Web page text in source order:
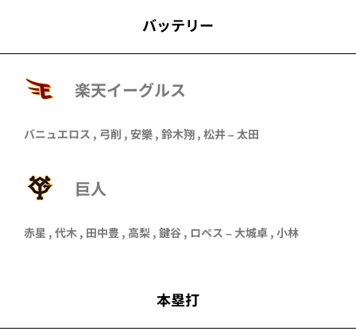
バッテリー
楽天イーグルス
バニュエロス , 弓削 , 安樂 , 鈴木翔 , 松井–太田
巨人
赤星 , 代木 , 田中豊 , 高梨 , 鍵谷 , ロペス – 大城卓 , 小林
本塁打